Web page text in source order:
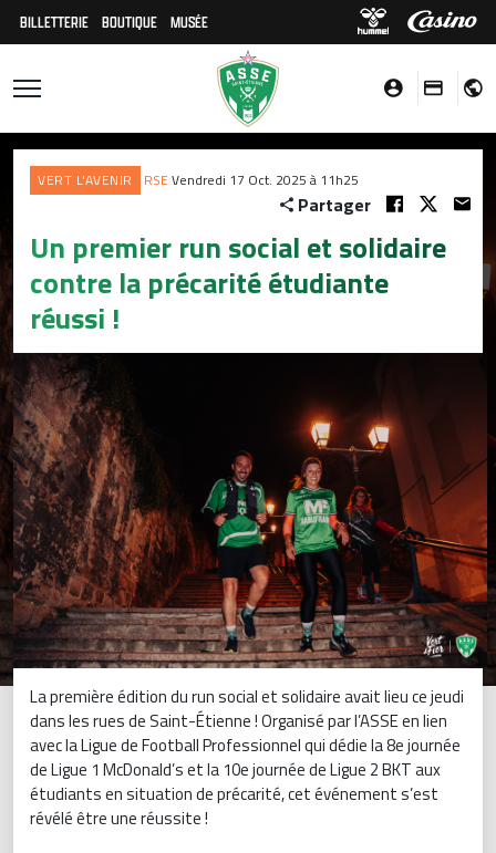
BILLETTERIE BOUTIQUE MUSÉE
VERT L'AVENIR RSE Vendredi 17 Oct. 2025 à 11h25
Partager
Un premier run social et solidaire
contre la précarité étudiante
réussi !
La première édition du run social et solidaire avait lieu ce jeudi
dans les rues de Saint-Étienne ! Organisé par l’ASSE en lien
avec la Ligue de Football Professionnel qui dédie la 8e journée
de Ligue 1 McDonald’s et la 10e journée de Ligue 2 BKT aux
étudiants en situation de précarité, cet événement s’est
révélé être une réussite !